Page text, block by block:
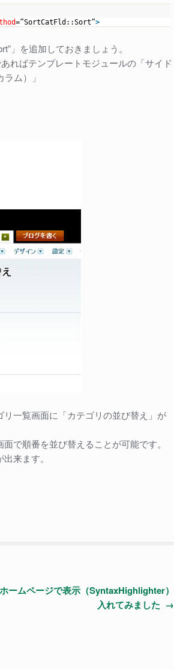
=”SortCatFld::Sort”>
」を追加しておきましょう。
ればテンプレートモジュールの「サイド
ム）」
一覧画面に「カテゴリの並び替え」が
で順番を並び替えることが可能です。
来ます。
ームページで表示（SyntaxHighlighter）
入れてみました →